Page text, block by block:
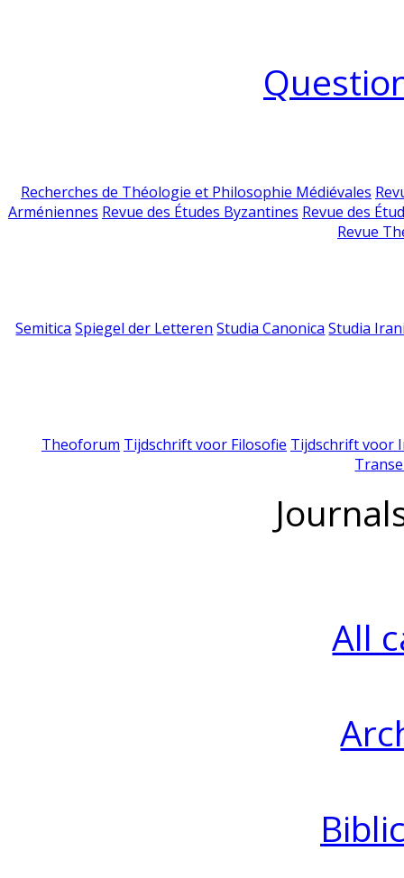
Recherches de Théologie et Philosophie Médiévales
Arméniennes Revue des Études Byzantines Revue des
Revue
Semitica Spiegel der Letteren Studia Canonica Studia
Theoforum Tijdschrift voor Filosofie Tijdschrift voor
All